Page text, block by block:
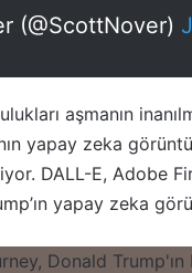
(@ScottNover)
aşmanın
yapay zeka
DALL-E, Adobe
yapay zeka